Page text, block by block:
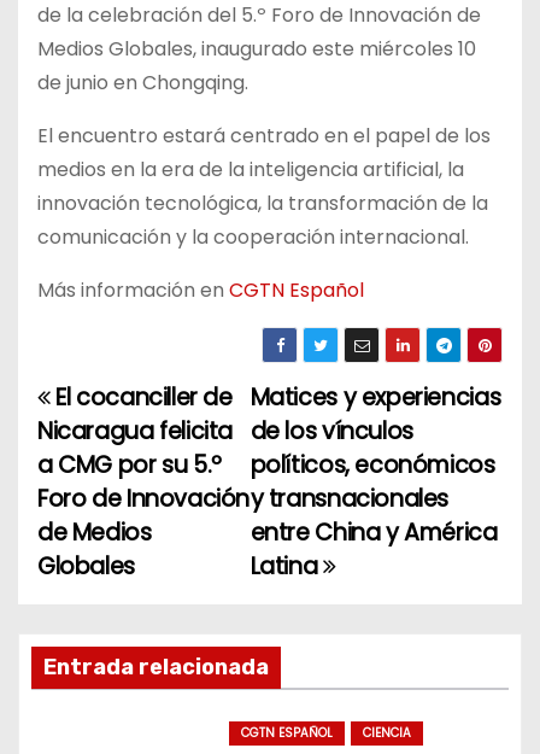
de la celebración del 5.º Foro de Innovación de
Medios Globales, inaugurado este miércoles 10
de junio en Chongqing.
El encuentro estará centrado en el papel de los
medios en la era de la inteligencia artificial, la
innovación tecnológica, la transformación de la
comunicación y la cooperación internacional.
Más información en CGTN Español
N
a
v
e
a
Matices y experiencias
de los vínculos
políticos, económicos
y transnacionales
entre China y América
Latina
El cocanciller de
Nicaragua felicita
a CMG por su 5.º
Foro de Innovación
de Medios
Globales
Entrada relacionada
CGTN ESPAÑOL
CIENCIA